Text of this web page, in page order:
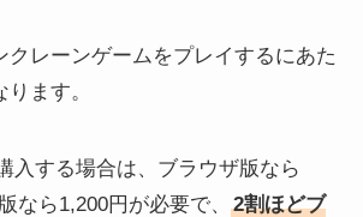
クレーンゲームをプレイするにあた
ます。
入する場合は、ブラウザ版なら
なら1,200円が必要で、
2割ほどブ